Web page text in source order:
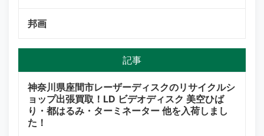
邦画
記事
神奈川県座間市レーザーディスクのリサイクルシ
ョップ出張買取！LD ビデオディスク 美空ひば
り・都はるみ・ターミネーター 他を入荷しまし
た！